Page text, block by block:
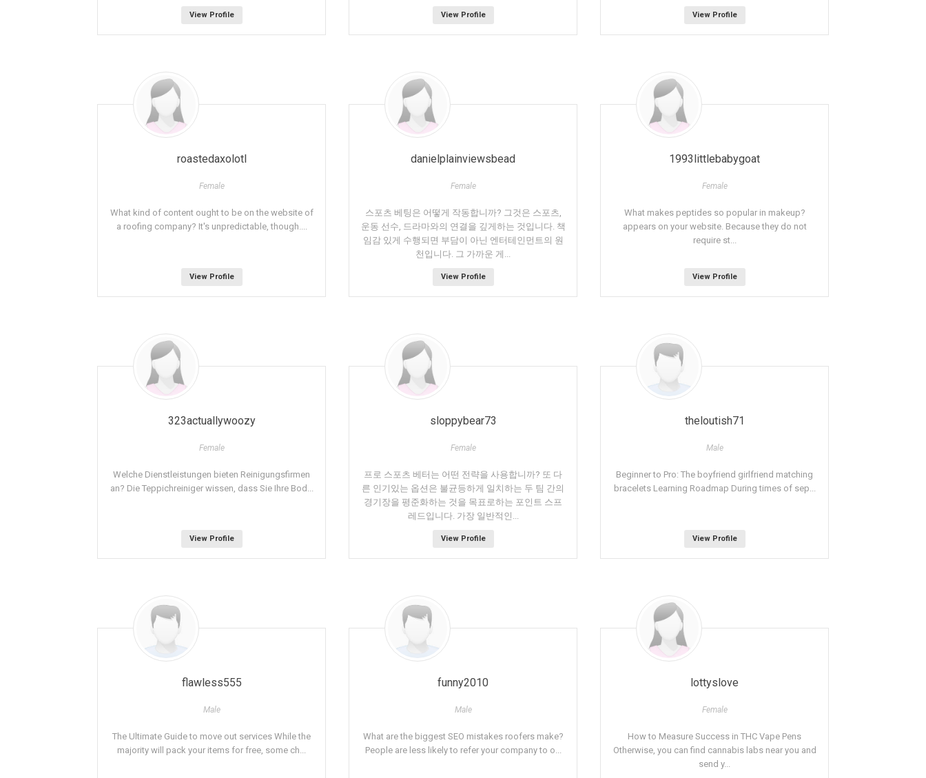
View Profile View Profile View Profile
roastedaxolotl
Female
What kind of content ought to be on the website of
a roofing company? It's unpredictable, though....
View Profile
danielplainviewsbead
Female
스포츠 베팅은 어떻게 작동합니까? 그것은 스포츠,
운동 선수, 드라마와의 연결을 깊게하는 것입니다. 책
임감 있게 수행되면 부담이 아닌 엔터테인먼트의 원
천입니다. 그 가까운 게...
View Profile
1993littlebabygoat
Female
What makes peptides so popular in makeup?
appears on your website. Because they do not
require st...
View Profile
323actuallywoozy
Female
Welche Dienstleistungen bieten Reinigungsfirmen
an? Die Teppichreiniger wissen, dass Sie Ihre Bod...
View Profile
sloppybear73
Female
프로 스포츠 베터는 어떤 전략을 사용합니까? 또 다
른 인기있는 옵션은 불균등하게 일치하는 두 팀 간의
경기장을 평준화하는 것을 목표로하는 포인트 스프
레드입니다. 가장 일반적인...
View Profile
theloutish71
Male
Beginner to Pro: The boyfriend girlfriend matching
bracelets Learning Roadmap During times of sep...
View Profile
flawless555
Male
The Ultimate Guide to move out services While the
majority will pack your items for free, some ch...
funny2010
Male
What are the biggest SEO mistakes roofers make?
People are less likely to refer your company to o...
lottyslove
Female
How to Measure Success in THC Vape Pens
Otherwise, you can find cannabis labs near you and
send y...